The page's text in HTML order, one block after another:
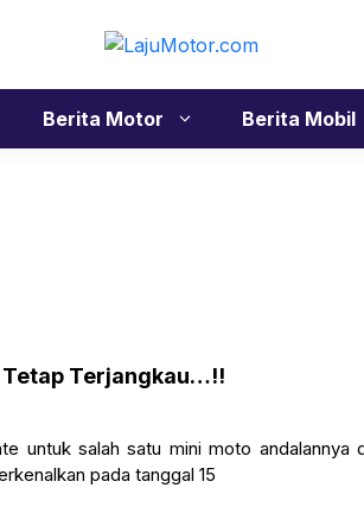
Berita Motor Berita Mobil
Tetap Terjangkau…!!
untuk salah satu mini moto andalannya
pada tanggal 15